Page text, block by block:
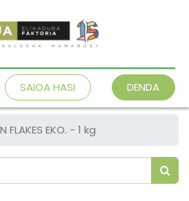
SAIOA HASI DENDA
FLAKES EKO. - 1 kg